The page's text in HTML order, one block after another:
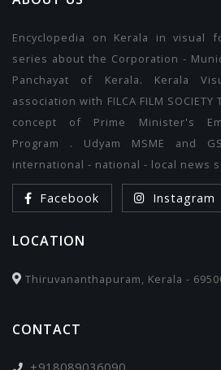
Encyclopedia on Kerala in visual
series about the Corporation -
Panchayat of Kerala. Kerala
association with FILCA FILM
concept of Prime Minister's
Program . Udyam MSME and
international - national - local news
Facebook Instagram
LOCATION
Thiruvananthapuram, Kerala -
CONTACT